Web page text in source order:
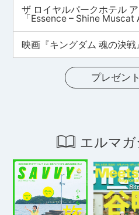
ザ ロイヤルパークホテル
「Essence – Shine
映画『キングダム 魂の決
プレゼン
エルマ